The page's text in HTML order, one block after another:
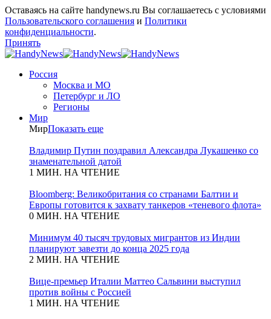
Оставаясь на сайте handynews.ru Вы соглашаетесь с условиями
Пользовательского соглашения и Политики
конфиденциальности.
Принять
Россия
Москва и МО
Петербург и ЛО
Регионы
Мир
МирПоказать еще
Владимир Путин поздравил Александра Лукашенко со
знаменательной датой
1 МИН. НА ЧТЕНИЕ
Bloomberg: Великобритания со странами Балтии и
Европы готовится к захвату танкеров «теневого флота»
0 МИН. НА ЧТЕНИЕ
Минимум 40 тысяч трудовых мигрантов из Индии
планируют завезти до конца 2025 года
2 МИН. НА ЧТЕНИЕ
Вице-премьер Италии Маттео Сальвини выступил
против войны с Россией
1 МИН. НА ЧТЕНИЕ